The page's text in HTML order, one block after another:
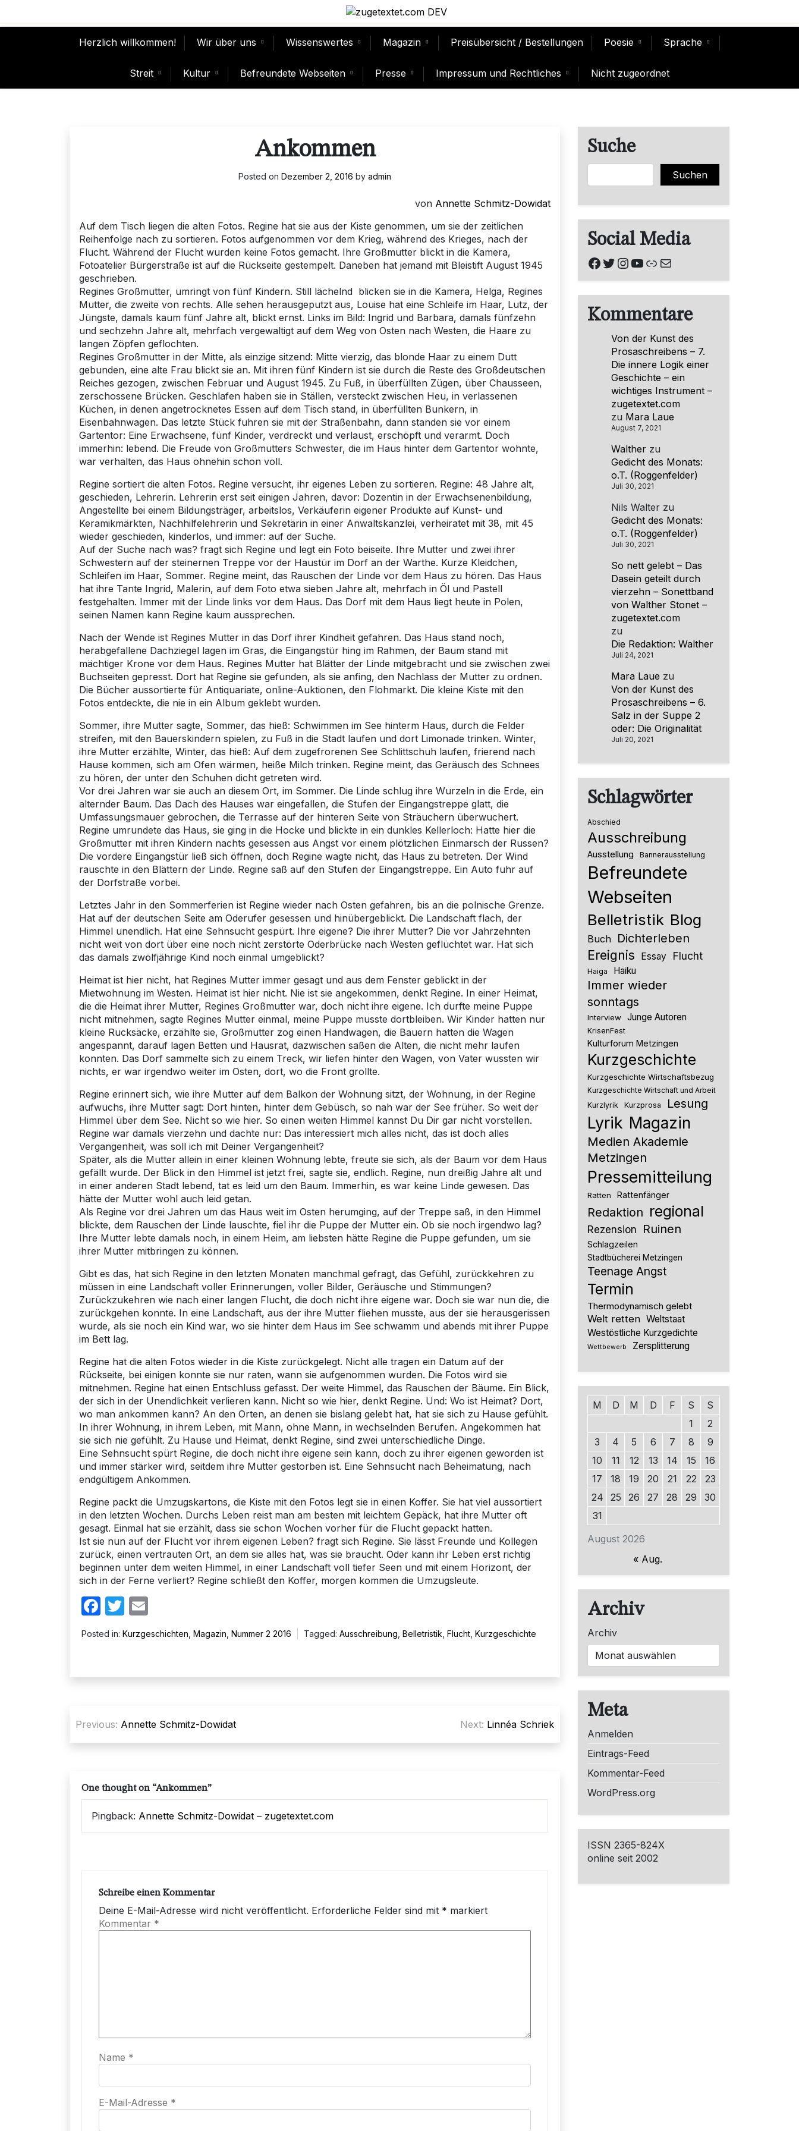
Herzlich willkommen! Wir über uns Wissenswertes Magazin Preisübersicht / Bestellungen Poesie Sprache
Streit Kultur Befreundete Webseiten Presse Impressum und Rechtliches Nicht zugeordnet
Ankommen
Posted on Dezember 2, 2016 by admin
von Annette Schmitz-Dowidat
Auf dem Tisch liegen die alten Fotos. Regine hat sie aus der Kiste genommen, um sie der zeitlichen
Reihenfolge nach zu sortieren. Fotos aufgenommen vor dem Krieg, während des Krieges, nach der
Flucht. Während der Flucht wurden keine Fotos gemacht. Ihre Großmutter blickt in die Kamera,
Fotoatelier Bürgerstraße ist auf die Rückseite gestempelt. Daneben hat jemand mit Bleistift August 1945
geschrieben.
Regines Großmutter, umringt von fünf Kindern. Still lächelnd blicken sie in die Kamera, Helga, Regines
Mutter, die zweite von rechts. Alle sehen herausgeputzt aus, Louise hat eine Schleife im Haar, Lutz, der
Jüngste, damals kaum fünf Jahre alt, blickt ernst. Links im Bild: Ingrid und Barbara, damals fünfzehn
und sechzehn Jahre alt, mehrfach vergewaltigt auf dem Weg von Osten nach Westen, die Haare zu
langen Zöpfen geflochten.
Regines Großmutter in der Mitte, als einzige sitzend: Mitte vierzig, das blonde Haar zu einem Dutt
gebunden, eine alte Frau blickt sie an. Mit ihren fünf Kindern ist sie durch die Reste des Großdeutschen
Reiches gezogen, zwischen Februar und August 1945. Zu Fuß, in überfüllten Zügen, über Chausseen,
zerschossene Brücken. Geschlafen haben sie in Ställen, versteckt zwischen Heu, in verlassenen
Küchen, in denen angetrocknetes Essen auf dem Tisch stand, in überfüllten Bunkern, in
Eisenbahnwagen. Das letzte Stück fuhren sie mit der Straßenbahn, dann standen sie vor einem
Gartentor: Eine Erwachsene, fünf Kinder, verdreckt und verlaust, erschöpft und verarmt. Doch
immerhin: lebend. Die Freude von Großmutters Schwester, die im Haus hinter dem Gartentor wohnte,
war verhalten, das Haus ohnehin schon voll.
Regine sortiert die alten Fotos. Regine versucht, ihr eigenes Leben zu sortieren. Regine: 48 Jahre alt,
geschieden, Lehrerin. Lehrerin erst seit einigen Jahren, davor: Dozentin in der Erwachsenenbildung,
Angestellte bei einem Bildungsträger, arbeitslos, Verkäuferin eigener Produkte auf Kunst- und
Keramikmärkten, Nachhilfelehrerin und Sekretärin in einer Anwaltskanzlei, verheiratet mit 38, mit 45
wieder geschieden, kinderlos, und immer: auf der Suche.
Auf der Suche nach was? fragt sich Regine und legt ein Foto beiseite. Ihre Mutter und zwei ihrer
Schwestern auf der steinernen Treppe vor der Haustür im Dorf an der Warthe. Kurze Kleidchen,
Schleifen im Haar, Sommer. Regine meint, das Rauschen der Linde vor dem Haus zu hören. Das Haus
hat ihre Tante Ingrid, Malerin, auf dem Foto etwa sieben Jahre alt, mehrfach in Öl und Pastell
festgehalten. Immer mit der Linde links vor dem Haus. Das Dorf mit dem Haus liegt heute in Polen,
seinen Namen kann Regine kaum aussprechen.
Nach der Wende ist Regines Mutter in das Dorf ihrer Kindheit gefahren. Das Haus stand noch,
herabgefallene Dachziegel lagen im Gras, die Eingangstür hing im Rahmen, der Baum stand mit
mächtiger Krone vor dem Haus. Regines Mutter hat Blätter der Linde mitgebracht und sie zwischen zwei
Buchseiten gepresst. Dort hat Regine sie gefunden, als sie anfing, den Nachlass der Mutter zu ordnen.
Die Bücher aussortierte für Antiquariate, online-Auktionen, den Flohmarkt. Die kleine Kiste mit den
Fotos entdeckte, die nie in ein Album geklebt wurden.
Sommer, ihre Mutter sagte, Sommer, das hieß: Schwimmen im See hinterm Haus, durch die Felder
streifen, mit den Bauerskindern spielen, zu Fuß in die Stadt laufen und dort Limonade trinken. Winter,
ihre Mutter erzählte, Winter, das hieß: Auf dem zugefrorenen See Schlittschuh laufen, frierend nach
Hause kommen, sich am Ofen wärmen, heiße Milch trinken. Regine meint, das Geräusch des Schnees
zu hören, der unter den Schuhen dicht getreten wird.
Vor drei Jahren war sie auch an diesem Ort, im Sommer. Die Linde schlug ihre Wurzeln in die Erde, ein
alternder Baum. Das Dach des Hauses war eingefallen, die Stufen der Eingangstreppe glatt, die
Umfassungsmauer gebrochen, die Terrasse auf der hinteren Seite von Sträuchern überwuchert.
Regine umrundete das Haus, sie ging in die Hocke und blickte in ein dunkles Kellerloch: Hatte hier die
Großmutter mit ihren Kindern nachts gesessen aus Angst vor einem plötzlichen Einmarsch der Russen?
Die vordere Eingangstür ließ sich öffnen, doch Regine wagte nicht, das Haus zu betreten. Der Wind
rauschte in den Blättern der Linde. Regine saß auf den Stufen der Eingangstreppe. Ein Auto fuhr auf
der Dorfstraße vorbei.
Letztes Jahr in den Sommerferien ist Regine wieder nach Osten gefahren, bis an die polnische Grenze.
Hat auf der deutschen Seite am Oderufer gesessen und hinübergeblickt. Die Landschaft flach, der
Himmel unendlich. Hat eine Sehnsucht gespürt. Ihre eigene? Die ihrer Mutter? Die vor Jahrzehnten
nicht weit von dort über eine noch nicht zerstörte Oderbrücke nach Westen geflüchtet war. Hat sich
das damals zwölfjährige Kind noch einmal umgeblickt?
Heimat ist hier nicht, hat Regines Mutter immer gesagt und aus dem Fenster geblickt in der
Mietwohnung im Westen. Heimat ist hier nicht. Nie ist sie angekommen, denkt Regine. In einer Heimat,
die die Heimat ihrer Mutter, Regines Großmutter war, doch nicht ihre eigene. Ich durfte meine Puppe
nicht mitnehmen, sagte Regines Mutter einmal, meine Puppe musste dortbleiben. Wir Kinder hatten nur
kleine Rucksäcke, erzählte sie, Großmutter zog einen Handwagen, die Bauern hatten die Wagen
angespannt, darauf lagen Betten und Hausrat, dazwischen saßen die Alten, die nicht mehr laufen
konnten. Das Dorf sammelte sich zu einem Treck, wir liefen hinter den Wagen, von Vater wussten wir
nichts, er war irgendwo weiter im Osten, dort, wo die Front grollte.
Regine erinnert sich, wie ihre Mutter auf dem Balkon der Wohnung sitzt, der Wohnung, in der Regine
aufwuchs, ihre Mutter sagt: Dort hinten, hinter dem Gebüsch, so nah war der See früher. So weit der
Himmel über dem See. Nicht so wie hier. So einen weiten Himmel kannst Du Dir gar nicht vorstellen.
Regine war damals vierzehn und dachte nur: Das interessiert mich alles nicht, das ist doch alles
Vergangenheit, was soll ich mit Deiner Vergangenheit?
Später, als die Mutter allein in einer kleinen Wohnung lebte, freute sie sich, als der Baum vor dem Haus
gefällt wurde. Der Blick in den Himmel ist jetzt frei, sagte sie, endlich. Regine, nun dreißig Jahre alt und
in einer anderen Stadt lebend, tat es leid um den Baum. Immerhin, es war keine Linde gewesen. Das
hätte der Mutter wohl auch leid getan.
Als Regine vor drei Jahren um das Haus weit im Osten herumging, auf der Treppe saß, in den Himmel
blickte, dem Rauschen der Linde lauschte, fiel ihr die Puppe der Mutter ein. Ob sie noch irgendwo lag?
Ihre Mutter lebte damals noch, in einem Heim, am liebsten hätte Regine die Puppe gefunden, um sie
ihrer Mutter mitbringen zu können.
Gibt es das, hat sich Regine in den letzten Monaten manchmal gefragt, das Gefühl, zurückkehren zu
müssen in eine Landschaft voller Erinnerungen, voller Bilder, Geräusche und Stimmungen?
Zurückzukehren wie nach einer langen Flucht, die doch nicht ihre eigene war. Doch sie war nun die, die
zurückgehen konnte. In eine Landschaft, aus der ihre Mutter fliehen musste, aus der sie herausgerissen
wurde, als sie noch ein Kind war, wo sie hinter dem Haus im See schwamm und abends mit ihrer Puppe
im Bett lag.
Regine hat die alten Fotos wieder in die Kiste zurückgelegt. Nicht alle tragen ein Datum auf der
Rückseite, bei einigen konnte sie nur raten, wann sie aufgenommen wurden. Die Fotos wird sie
mitnehmen. Regine hat einen Entschluss gefasst. Der weite Himmel, das Rauschen der Bäume. Ein Blick,
der sich in der Unendlichkeit verlieren kann. Nicht so wie hier, denkt Regine. Und: Wo ist Heimat? Dort,
wo man ankommen kann? An den Orten, an denen sie bislang gelebt hat, hat sie sich zu Hause gefühlt.
In ihrer Wohnung, in ihrem Leben, mit Mann, ohne Mann, in wechselnden Berufen. Angekommen hat
sie sich nie gefühlt. Zu Hause und Heimat, denkt Regine, sind zwei unterschiedliche Dinge.
Eine Sehnsucht spürt Regine, die doch nicht ihre eigene sein kann, doch zu ihrer eigenen geworden ist
und immer stärker wird, seitdem ihre Mutter gestorben ist. Eine Sehnsucht nach Beheimatung, nach
endgültigem Ankommen.
Regine packt die Umzugskartons, die Kiste mit den Fotos legt sie in einen Koffer. Sie hat viel aussortiert
in den letzten Wochen. Durchs Leben reist man am besten mit leichtem Gepäck, hat ihre Mutter oft
gesagt. Einmal hat sie erzählt, dass sie schon Wochen vorher für die Flucht gepackt hatten.
Ist sie nun auf der Flucht vor ihrem eigenen Leben? fragt sich Regine. Sie lässt Freunde und Kollegen
zurück, einen vertrauten Ort, an dem sie alles hat, was sie braucht. Oder kann ihr Leben erst richtig
beginnen unter dem weiten Himmel, in einer Landschaft voll tiefer Seen und mit einem Horizont, der
sich in der Ferne verliert? Regine schließt den Koffer, morgen kommen die Umzugsleute.
Facebook
Twitter
Posted in: Kurzgeschichten Magazin Nummer 2 2016 Tagged: Ausschreibung Belletristik Flucht Kurzgeschichte
Beitragsnavigation
Previous: Annette Schmitz-Dowidat Next: Linnéa Schriek
One thought on “Ankommen”
Pingback: Annette Schmitz-Dowidat – zugetextet.com
Schreibe einen Kommentar
Deine E-Mail-Adresse wird nicht veröffentlicht. Erforderliche Felder sind mit * markiert
Kommentar *
Name *
E-Mail-Adresse *
Suche
Suchen Suchen
Social Media
Facebook
Twitter
Instagram
YouTube
Link
E-Mail
Kommentare
Von der Kunst des
Prosaschreibens – 7.
Die innere Logik einer
Geschichte – ein
wichtiges Instrument –
zugetextet.com
zu Mara Laue
August 7, 2021
Walther zu
Gedicht des Monats:
o.T. (Roggenfelder)
Juli 30, 2021
Nils Walter zu
Gedicht des Monats:
o.T. (Roggenfelder)
Juli 30, 2021
So nett gelebt – Das
Dasein geteilt durch
vierzehn – Sonettband
von Walther Stonet –
zugetextet.com
zu
Die Redaktion: Walther
Juli 24, 2021
Mara Laue zu
Von der Kunst des
Prosaschreibens – 6.
Salz in der Suppe 2
oder: Die Originalität
Juli 20, 2021
Schlagwörter
Abschied
Ausschreibung
Ausstellung Bannerausstellung
Befreundete
Webseiten
Belletristik Blog
Buch Dichterleben
Ereignis Essay Flucht
Haiga Haiku
Immer wieder
sonntags
Interview Junge Autoren
KrisenFest
Kulturforum Metzingen
Kurzgeschichte
Kurzgeschichte Wirtschaftsbezug
Kurzgeschichte Wirtschaft und Arbeit
Kurzlyrik Kurzprosa Lesung
Lyrik Magazin
Medien Akademie
Metzingen
Pressemitteilung
Ratten Rattenfänger
Redaktion regional
Rezension Ruinen
Schlagzeilen
Stadtbücherei Metzingen
Teenage Angst
Termin
Thermodynamisch gelebt
Welt retten Weltstaat
Westöstliche Kurzgedichte
Wettbewerb Zersplitterung
August 2026
M D M D F S
S
1
2
3
4 5 6 7 8
9
10
11 12 13 14 15
16
17
18 19 20 21 22
23
24
25 26 27 28 29
30
31
« Aug.
Archiv
Archiv
Meta
Anmelden
Eintrags-Feed
Kommentar-Feed
WordPress.org
ISSN 2365-824X
online seit 2002